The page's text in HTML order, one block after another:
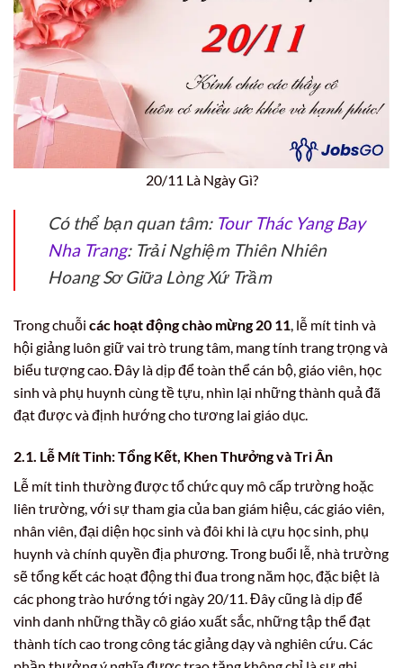
20/11 Là Ngày Gì?
Có thể bạn quan tâm: Tour Thác Yang Bay
Nha Trang: Trải Nghiệm Thiên Nhiên
Hoang Sơ Giữa Lòng Xứ Trầm
Trong chuỗi các hoạt động chào mừng 20 11, lễ mít tinh và
hội giảng luôn giữ vai trò trung tâm, mang tính trang trọng và
biểu tượng cao. Đây là dịp để toàn thể cán bộ, giáo viên, học
sinh và phụ huynh cùng tề tựu, nhìn lại những thành quả đã
đạt được và định hướng cho tương lai giáo dục.
2.1. Lễ Mít Tinh: Tổng Kết, Khen Thưởng và Tri Ân
Lễ mít tinh thường được tổ chức quy mô cấp trường hoặc
liên trường, với sự tham gia của ban giám hiệu, các giáo viên,
nhân viên, đại diện học sinh và đôi khi là cựu học sinh, phụ
huynh và chính quyền địa phương. Trong buổi lễ, nhà trường
sẽ tổng kết các hoạt động thi đua trong năm học, đặc biệt là
các phong trào hướng tới ngày 20/11. Đây cũng là dịp để
vinh danh những thầy cô giáo xuất sắc, những tập thể đạt
thành tích cao trong công tác giảng dạy và nghiên cứu. Các